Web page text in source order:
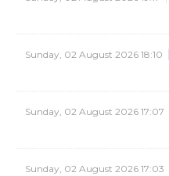
Sunday, 02 August 2026 18:10
Sunday, 02 August 2026 17:07
Sunday, 02 August 2026 17:03